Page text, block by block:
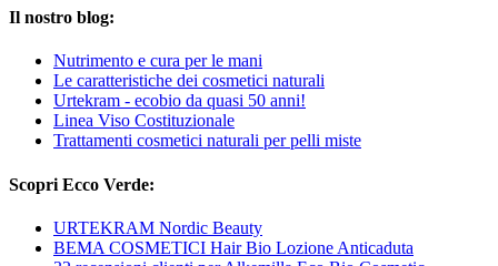
Il nostro blog:
Nutrimento e cura per le mani
Le caratteristiche dei cosmetici naturali
Urtekram - ecobio da quasi 50 anni!
Linea Viso Costituzionale
Trattamenti cosmetici naturali per pelli miste
Scopri Ecco Verde:
URTEKRAM Nordic Beauty
BEMA COSMETICI Hair Bio Lozione Anticaduta